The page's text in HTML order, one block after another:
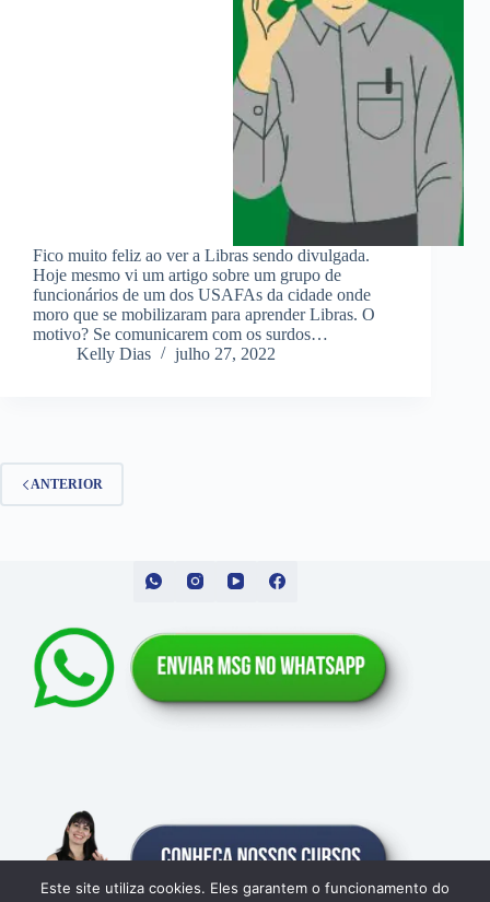
Fico muito feliz ao ver a Libras sendo divulgada.
Hoje mesmo vi um artigo sobre um grupo de
funcionários de um dos USAFAs da cidade onde
moro que se mobilizaram para aprender Libras. O
motivo? Se comunicarem com os surdos…
Kelly Dias
julho 27, 2022
ANTERIOR
Este site utiliza cookies. Eles garantem o funcionamento do